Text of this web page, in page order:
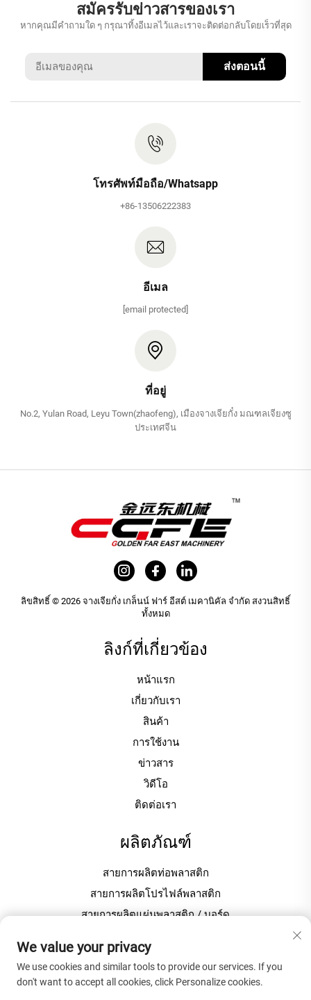
สมัครรับข่าวสารของเรา
หากคุณมีคำถามใด ๆ กรุณาทิ้งอีเมลไว้และเราจะติดต่อกลับโดยเร็วที่สุด
ส่งตอนนี้
โทรศัพท์มือถือ/Whatsapp
+86-13506222383
อีเมล
[email protected]
ที่อยู่
No.2, Yulan Road, Leyu Town(zhaofeng), เมืองจางเจียกั๋ง มณฑลเจียงซู
ประเทศจีน
ลิขสิทธิ์ © 2026 จางเจียกั่ง เกล็นน์ ฟาร์ อีสต์ เมคานิคัล จำกัด สงวนสิทธิ์
ทั้งหมด
ลิงก์ที่เกี่ยวข้อง
หน้าแรก
เกี่ยวกับเรา
สินค้า
การใช้งาน
ข่าวสาร
วิดีโอ
ติดต่อเรา
ผลิตภัณฑ์
สายการผลิตท่อพลาสติก
สายการผลิตโปรไฟล์พลาสติก
สายการผลิตแผ่นพลาสติก / บอร์ด
เกี่ยวกับบริษัท
We value your privacy
We use cookies and similar tools to provide our services. If you
don't want to accept all cookies, click Personalize cookies.